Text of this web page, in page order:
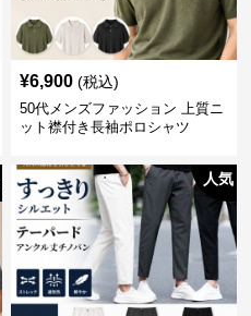
¥6,900 (税込)
50代メンズファッション 上質ニ
ット襟付き長袖ポロシャツ
人気